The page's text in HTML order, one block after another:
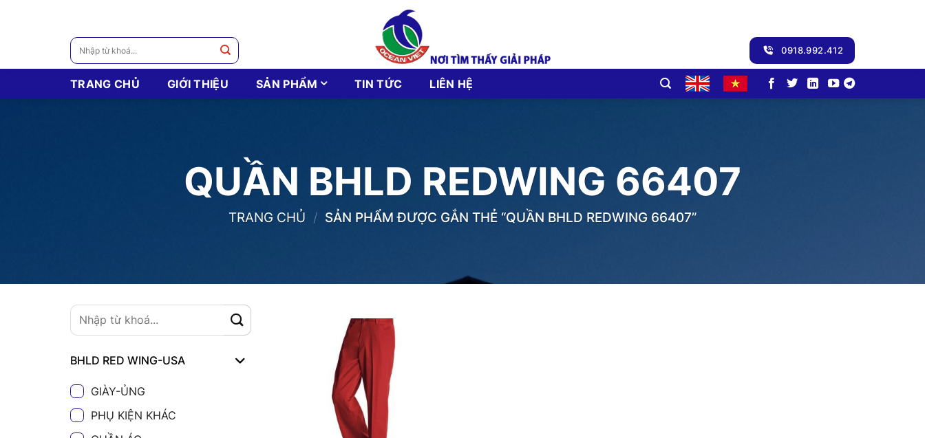
Tìm
kiếm:
0918.992.412
TRANG CHỦ GIỚI THIỆU SẢN PHẨM TIN TỨC LIÊN HỆ
QUẦN BHLD REDWING 66407
TRANG CHỦ / SẢN PHẨM ĐƯỢC GẮN THẺ “QUẦN BHLD REDWING 66407”
BHLD RED WING-USA
GIÀY-ỦNG
PHỤ KIỆN KHÁC